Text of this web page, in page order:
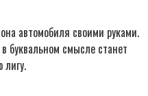
автомобиля своими руками.
буквальном смысле станет
лигу.